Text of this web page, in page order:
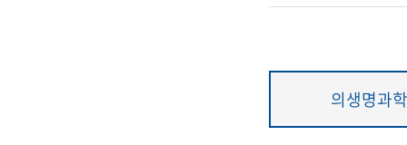
의생명과학